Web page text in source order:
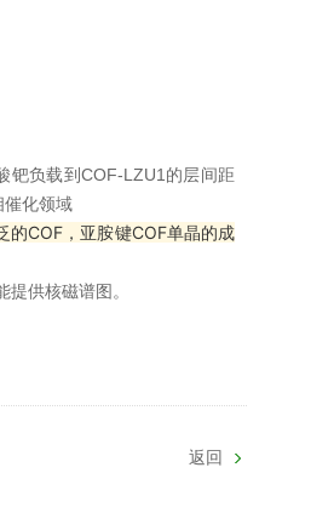
钯负载到COF-LZU1的层间距
催化领域
的COF，亚胺键COF单晶的成
供核磁谱图。
返回